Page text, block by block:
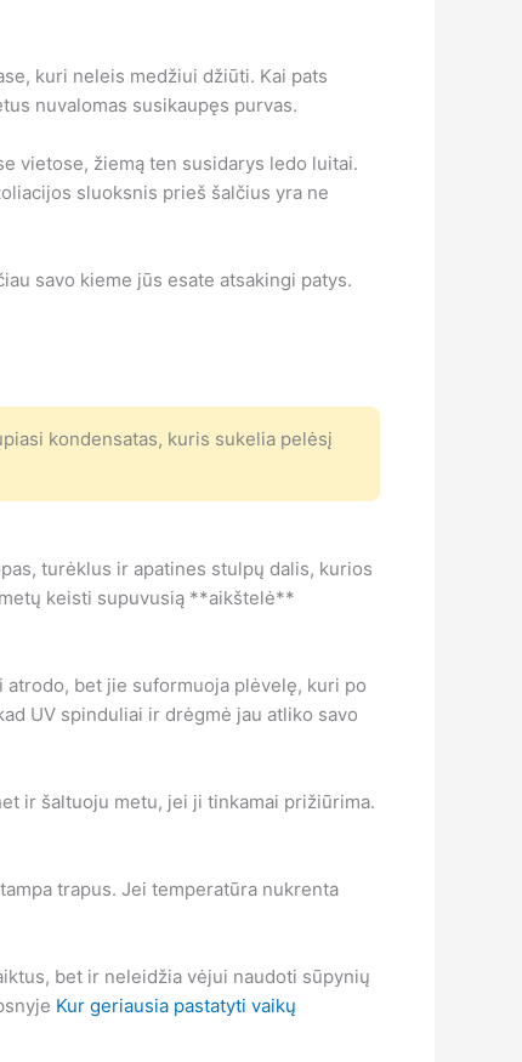
kuri neleis medžiui džiūti. Kai pats
nuvalomas susikaupęs purvas.
vietose, žiemą ten susidarys ledo luitai.
sluoksnis prieš šalčius yra ne
savo kieme jūs esate atsakingi patys.
kondensatas, kuris sukelia pelėsį
turėklus ir apatines stulpų dalis, kurios
keisti supuvusią **aikštelė**
bet jie suformuoja plėvelę, kuri po
UV spinduliai ir drėgmė jau atliko savo
ir šaltuoju metu, jei ji tinkamai prižiūrima.
trapus. Jei temperatūra nukrenta
bet ir neleidžia vėjui naudoti sūpynių
Kur geriausia pastatyti vaikų